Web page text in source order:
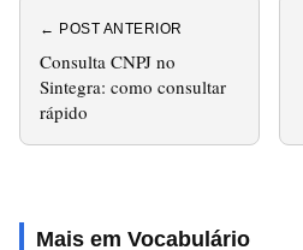
← POST ANTERIOR
Consulta CNPJ no
Sintegra: como consultar
rápido
Mais em Vocabulário